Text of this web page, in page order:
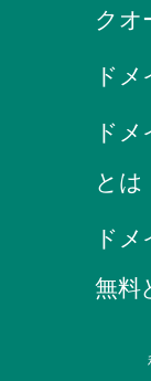
クオ
ド
ド
とは
ド
無料